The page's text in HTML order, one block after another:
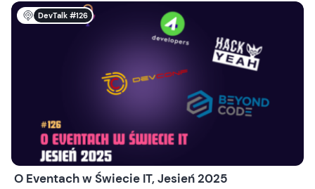
DevTalk #126
O Eventach w Świecie IT, Jesień 2025